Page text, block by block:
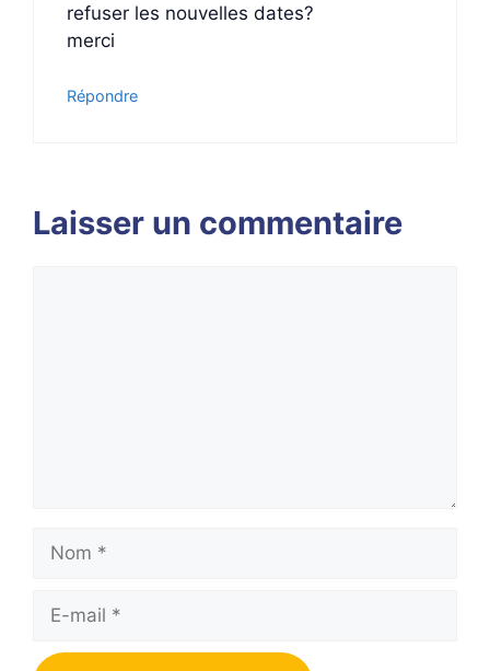
refuser les nouvelles dates?
merci
Répondre
Laisser un commentaire
mail